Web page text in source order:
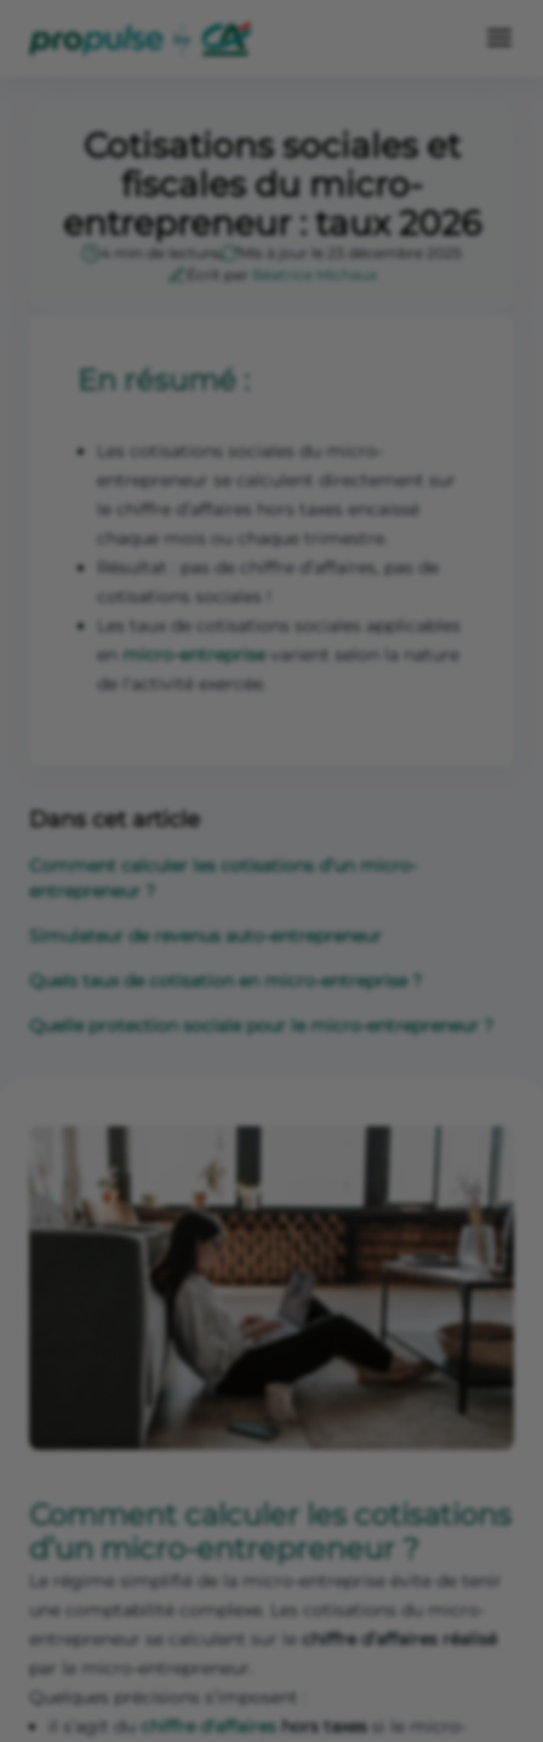
Cotisations sociales et
fiscales du micro-
entrepreneur : taux 2026
4 min de lecture
Mis à jour le 23 décembre 2025
Écrit par
Béatrice Michaux
En résumé :
Les cotisations sociales du micro-
entrepreneur se calculent directement sur
le chiffre d’affaires hors taxes encaissé
chaque mois ou chaque trimestre.
Résultat : pas de chiffre d’affaires, pas de
cotisations sociales !
Les taux de cotisations sociales applicables
en micro-entreprisevarient selon la nature
de l'activité exercée.
Dans cet article
Comment calculer les cotisations d’un micro-
entrepreneur ?
Simulateur de revenus auto-entrepreneur
Quels taux de cotisation en micro-entreprise ?
Quelle protection sociale pour le micro-entrepreneur ?
Comment calculer les cotisations
d’un micro-entrepreneur ?
Le régime simplifié de la micro-entreprise évite de tenir
une comptabilité complexe. Les cotisations du micro-
entrepreneur se calculent sur le chiffre d’affaires réalisé
par le micro-entrepreneur.
Quelques précisions s’imposent :
il s’agit du chiffre d'affaires hors taxes si le micro-